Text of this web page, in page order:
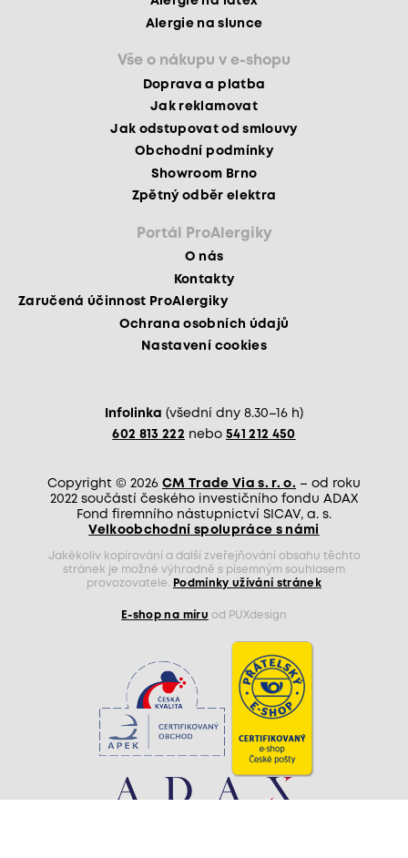
Alergie na slunce
Vše o nákupu v e-shopu
Doprava a platba
Jak reklamovat
Jak odstupovat od smlouvy
Obchodní podmínky
Showroom Brno
Zpětný odběr elektra
Portál ProAlergiky
O nás
Kontakty
Zaručená účinnost ProAlergiky
Ochrana osobních údajů
Nastavení cookies
Infolinka (všední dny 8.30–16 h)
602 813 222 nebo 541 212 450
Copyright © 2026 CM Trade Via s. r. o. – od roku
2022 součástí českého investičního fondu ADAX
Fond firemního nástupnictví SICAV, a. s.
Velkoobchodní spolupráce s námi
Jakékoliv kopírování a další zveřejňování obsahu těchto
stránek je možné výhradně s písemným souhlasem
provozovatele.
Podmínky užívání stránek
E-shop na míru od PUXdesign